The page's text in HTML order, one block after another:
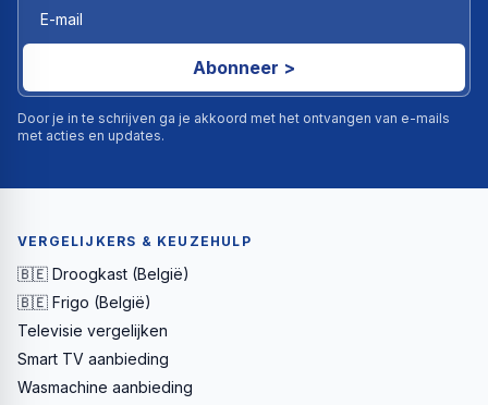
Abonneer >
Door je in te schrijven ga je akkoord met het ontvangen van e-mails
met acties en updates.
VERGELIJKERS & KEUZEHULP
🇧🇪 Droogkast (België)
🇧🇪 Frigo (België)
Televisie vergelijken
Smart TV aanbieding
Wasmachine aanbieding